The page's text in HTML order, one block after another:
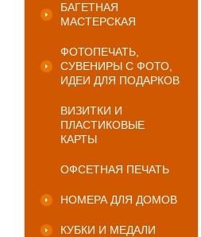
БАГЕТНАЯ
МАСТЕРСКАЯ
ФОТОПЕЧАТЬ,
СУВЕНИРЫ С ФОТО,
ИДЕИ ДЛЯ ПОДАРКОВ
ВИЗИТКИ И
ПЛАСТИКОВЫЕ
КАРТЫ
ОФСЕТНАЯ ПЕЧАТЬ
НОМЕРА ДЛЯ ДОМОВ
КУБКИ И МЕДАЛИ